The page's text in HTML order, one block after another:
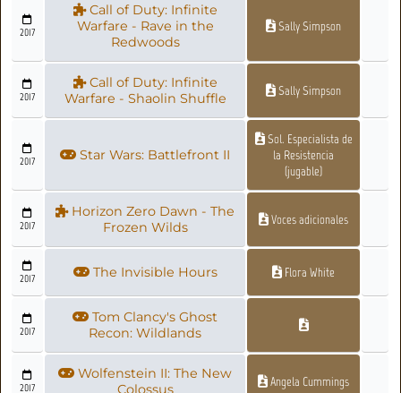
2017
Call of Duty: Infinite
Warfare - Rave in the
Redwoods
Sally Simpson
2017
Call of Duty: Infinite
Warfare - Shaolin Shuffle
Sally Simpson
2017 Star Wars: Battlefront II
Sol. Especialista de
la Resistencia
(jugable)
2017
Horizon Zero Dawn - The
Frozen Wilds
Voces adicionales
2017 The Invisible Hours Flora White
2017
Tom Clancy's Ghost
Recon: Wildlands
2017
Wolfenstein II: The New
Colossus
Angela Cummings